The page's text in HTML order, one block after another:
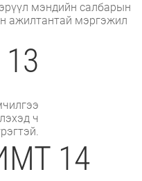
мэндийн салбарын
ажилтантай мэргэжил
ч
14